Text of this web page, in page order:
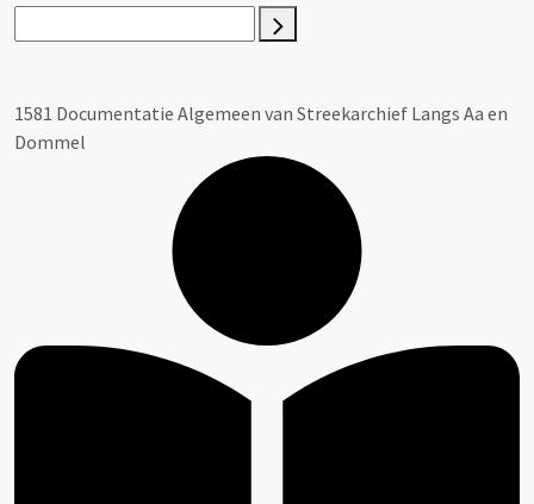
1581 Documentatie Algemeen van Streekarchief Langs Aa en
Dommel